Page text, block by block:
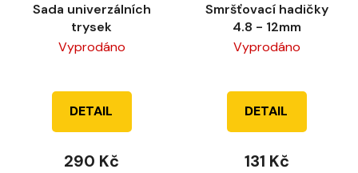
Sada univerzálních
trysek
Vyprodáno
DETAIL
290 Kč
Smršťovací hadičky
4.8 - 12mm
Vyprodáno
DETAIL
131 Kč